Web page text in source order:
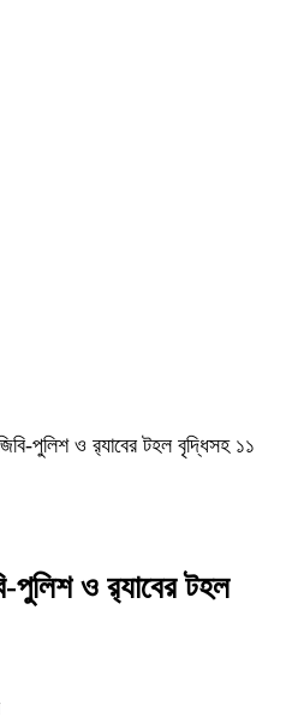
পুলিশ ও র‍্যাবের টহল বৃদ্ধিসহ ১১
পুলিশ ও র‍্যাবের টহল